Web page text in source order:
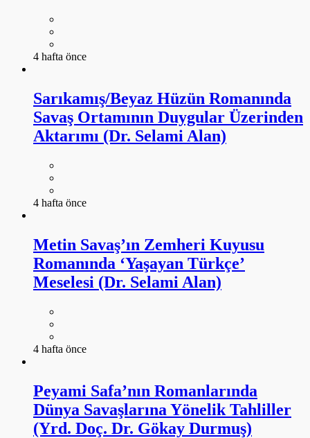
4 hafta önce
Sarıkamış/Beyaz Hüzün Romanında
Savaş Ortamının Duygular Üzerinden
Aktarımı (Dr. Selami Alan)
4 hafta önce
Metin Savaş’ın Zemheri Kuyusu
Romanında ‘Yaşayan Türkçe’
Meselesi (Dr. Selami Alan)
4 hafta önce
Peyami Safa’nın Romanlarında
Dünya Savaşlarına Yönelik Tahliller
(Yrd. Doç. Dr. Gökay Durmuş)